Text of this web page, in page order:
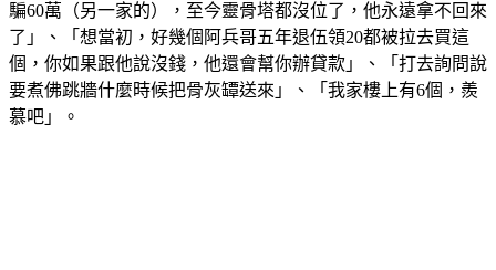
看完人妻的分享，不少人網友在底下回應，「我朋友20年前被
騙60萬（另一家的），至今靈骨塔都沒位了，他永遠拿不回來
了」、「想當初，好幾個阿兵哥五年退伍領20都被拉去買這
個，你如果跟他說沒錢，他還會幫你辦貸款」、「打去詢問說
要煮佛跳牆什麼時候把骨灰罈送來」、「我家樓上有6個，羨